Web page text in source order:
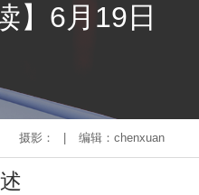
】6月19日
摄影： 编辑：chenxuan